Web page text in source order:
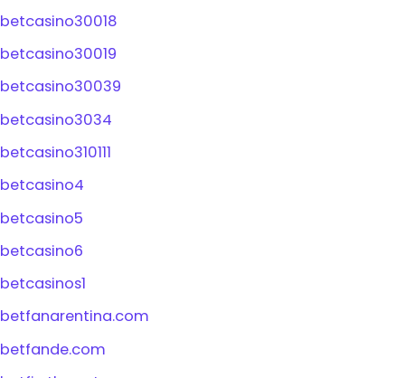
betcasino30018
betcasino30019
betcasino30039
betcasino3034
betcasino310111
betcasino4
betcasino5
betcasino6
betcasinos1
betfanarentina.com
betfande.com